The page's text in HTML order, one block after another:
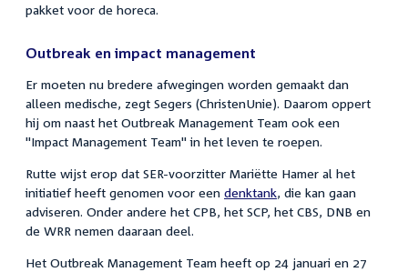
pakket voor de horeca.
Outbreak en impact management
Er moeten nu bredere afwegingen worden gemaakt dan
alleen medische, zegt Segers (ChristenUnie). Daarom oppert
hij om naast het Outbreak Management Team ook een
"Impact Management Team" in het leven te roepen.
Rutte wijst erop dat SER-voorzitter Mariëtte Hamer al het
initiatief heeft genomen voor een denktank, die kan gaan
adviseren. Onder andere het CPB, het SCP, het CBS, DNB en
de WRR nemen daaraan deel.
Het Outbreak Management Team heeft op 24 januari en 27